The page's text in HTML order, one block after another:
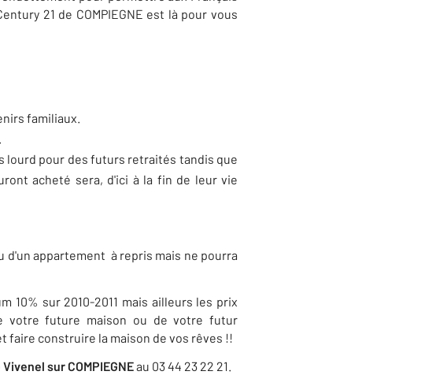
21 de COMPIEGNE est là pour vous
familiaux.
lourd pour des futurs retraités tandis que
acheté sera, d'ici à la fin de leur vie
d'un appartement à repris mais ne pourra
10% sur 2010-2011 mais ailleurs les prix
votre future maison ou de votre futur
faire construire la maison de vos rêves !!
sur COMPIEGNEau 03 44 23 22 21.